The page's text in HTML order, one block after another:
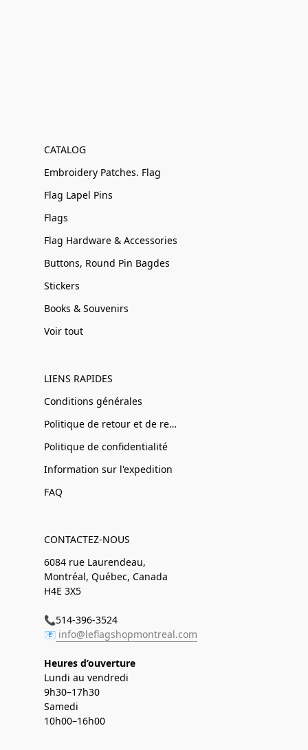
CATALOG
Embroidery Patches. Flag
Flag Lapel Pins
Flags
Flag Hardware & Accessories
Buttons, Round Pin Bagdes
Stickers
Books & Souvenirs
Voir tout
LIENS RAPIDES
Conditions générales
Politique de retour et de remboursement
Politique de confidentialité
Information sur l'expedition
FAQ
CONTACTEZ-NOUS
6084 rue Laurendeau,
Montréal, Québec, Canada
H4E 3X5
📞514-396-3524
📧 info@leflagshopmontreal.com
Heures d’ouverture
Lundi au vendredi
9h30–17h30
Samedi
10h00–16h00